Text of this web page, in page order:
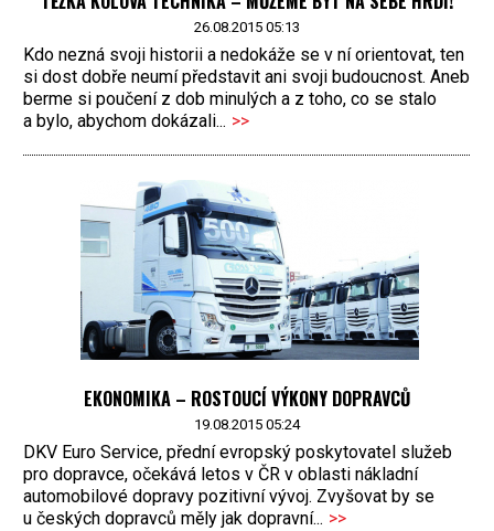
26.08.2015 05:13
Kdo nezná svoji historii a nedokáže se v ní orientovat, ten
si dost dobře neumí představit ani svoji budoucnost. Aneb
berme si poučení z dob minulých a z toho, co se stalo
a bylo, abychom dokázali... >>
EKONOMIKA – ROSTOUCÍ VÝKONY DOPRAVCŮ
19.08.2015 05:24
DKV Euro Service, přední evropský poskytovatel služeb
pro dopravce, očekává letos v ČR v oblasti nákladní
automobilové dopravy pozitivní vývoj. Zvyšovat by se
u českých dopravců měly jak dopravní... >>